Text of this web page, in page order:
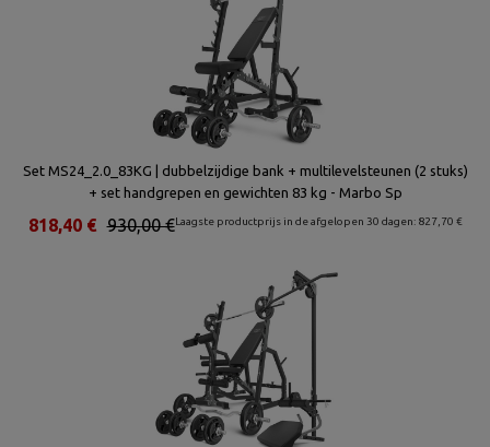
Set MS24_2.0_83KG | dubbelzijdige bank + multilevelsteunen (2 stuks)
+ set handgrepen en gewichten 83 kg - Marbo Sp
Laagste productprijs in de afgelopen 30 dagen: 827,70 €
930,00 €
818,40 €